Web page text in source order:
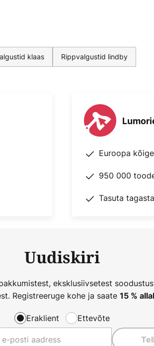
klaas Rippvalgustid lindby
Euroopa
950 000
Tasuta
Uudiskiri
eksklusiivsetest
Registreeruge kohe ja saate 15 %
Eraklient Ettevõte